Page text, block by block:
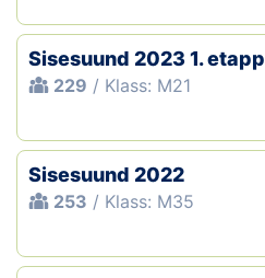
Sisesuund 2023 1. etapp
229 / Klass: M21
Sisesuund 2022
253 / Klass: M35